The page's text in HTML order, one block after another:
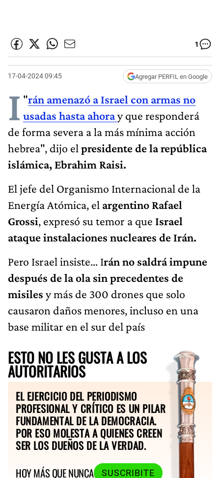
1
17-04-2024 09:45 Agregar PERFIL en Google
"
I
rán amenazó a Israel con armas no
usadas hasta ahoray que responderá
de forma severa a la más mínima acción
hebrea", dijo el presidente de la república
islámica, Ebrahim Raisi.
El jefe del Organismo Internacional de la
Energía Atómica, el argentino Rafael
Grossi, expresó su temor a que Israel
ataque instalaciones nucleares de Irán.
Pero Israel insiste… Irán no saldrá impune
después de la ola sin precedentes de
misiles y más de 300 drones que solo
causaron daños menores, incluso en una
base militar en el sur del país
ESTO NO LES GUSTA A LOS
AUTORITARIOS
EL EJERCICIO DEL PERIODISMO
PROFESIONAL Y CRÍTICO ES UN PILAR
FUNDAMENTAL DE LA DEMOCRACIA.
POR ESO MOLESTA A QUIENES CREEN
SER LOS DUEÑOS DE LA VERDAD.
HOY MÁS QUE NUNCA
SUSCRIBITE